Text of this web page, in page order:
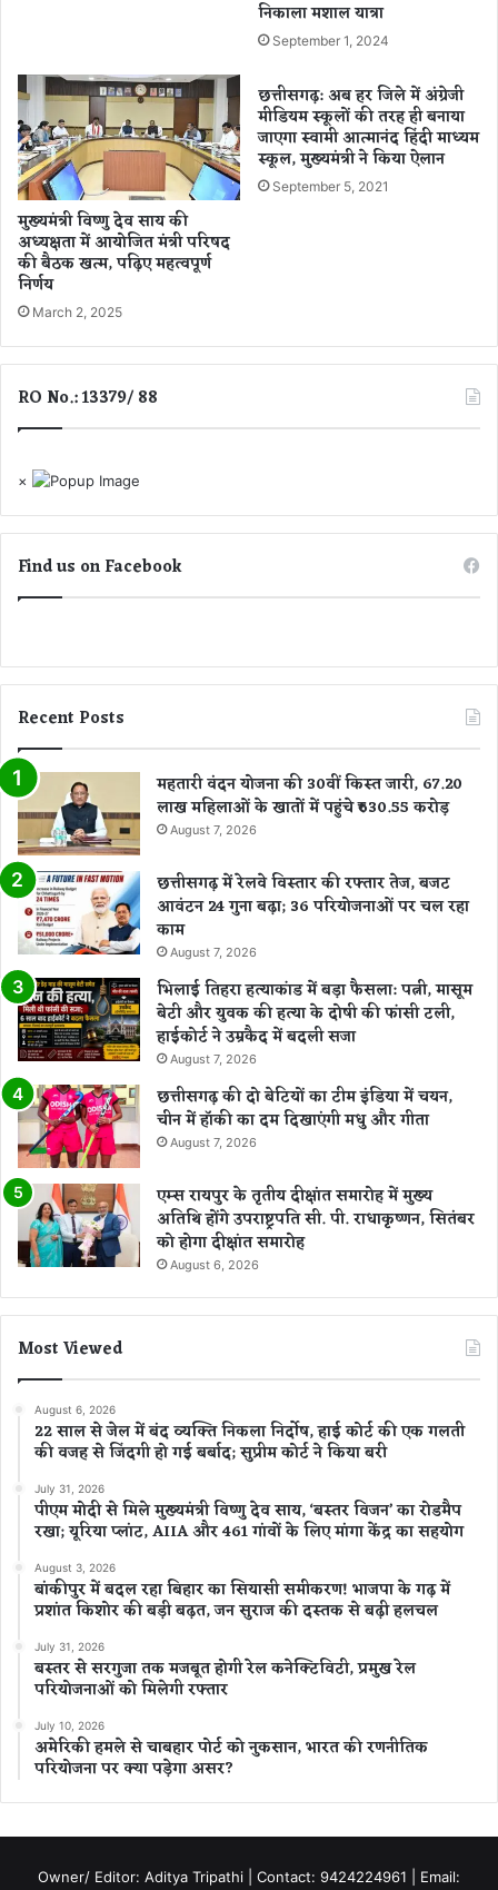
प
ड़ा
मि
ला
श
व
इ
न
वि
द्या
र्थि
यों
का
हु
आ
च
य
.
निकाला मशाल यात्रा
September 1, 2024
मुख्यमंत्री विष्णु देव साय की
अध्यक्षता में आयोजित मंत्री परिषद
की बैठक खत्म, पढ़िए महत्वपूर्ण
निर्णय
March 2, 2025
छत्तीसगढ़: अब हर जिले में अंग्रेजी
मीडियम स्कूलों की तरह ही बनाया
जाएगा स्वामी आत्मानंद हिंदी माध्यम
स्कूल, मुख्यमंत्री ने किया ऐलान
September 5, 2021
RO No.: 13379/ 88
×
Find us on Facebook
Recent Posts
महतारी वंदन योजना की 30वीं किस्त जारी, 67.20
लाख महिलाओं के खातों में पहुंचे ₹630.55 करोड़
August 7, 2026
छत्तीसगढ़ में रेलवे विस्तार की रफ्तार तेज, बजट
आवंटन 24 गुना बढ़ा; 36 परियोजनाओं पर चल रहा
काम
August 7, 2026
भिलाई तिहरा हत्याकांड में बड़ा फैसला: पत्नी, मासूम
बेटी और युवक की हत्या के दोषी की फांसी टली,
हाईकोर्ट ने उम्रकैद में बदली सजा
August 7, 2026
छत्तीसगढ़ की दो बेटियों का टीम इंडिया में चयन,
चीन में हॉकी का दम दिखाएंगी मधु और गीता
August 7, 2026
एम्स रायपुर के तृतीय दीक्षांत समारोह में मुख्य
अतिथि होंगे उपराष्ट्रपति सी. पी. राधाकृष्णन, सितंबर
को होगा दीक्षांत समारोह
August 6, 2026
Most Viewed
August 6, 2026
22 साल से जेल में बंद व्यक्ति निकला निर्दोष, हाई कोर्ट की एक गलती
की वजह से जिंदगी हो गई बर्बाद; सुप्रीम कोर्ट ने किया बरी
July 31, 2026
पीएम मोदी से मिले मुख्यमंत्री विष्णु देव साय, ‘बस्तर विजन’ का रोडमैप
रखा; यूरिया प्लांट, AIIA और 461 गांवों के लिए मांगा केंद्र का सहयोग
August 3, 2026
बांकीपुर में बदल रहा बिहार का सियासी समीकरण! भाजपा के गढ़ में
प्रशांत किशोर की बड़ी बढ़त, जन सुराज की दस्तक से बढ़ी हलचल
July 31, 2026
बस्तर से सरगुजा तक मजबूत होगी रेल कनेक्टिविटी, प्रमुख रेल
परियोजनाओं को मिलेगी रफ्तार
July 10, 2026
अमेरिकी हमले से चाबहार पोर्ट को नुकसान, भारत की रणनीतिक
परियोजना पर क्या पड़ेगा असर?
Owner/ Editor: Aditya Tripathi | Contact: 9424224961 | Email: